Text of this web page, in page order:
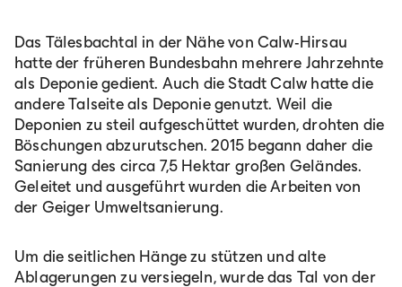
Das Tälesbachtal in der Nähe von Calw-Hirsau
hatte der früheren Bundesbahn mehrere Jahrzehnte
als Deponie gedient. Auch die Stadt Calw hatte die
andere Talseite als Deponie genutzt. Weil die
Deponien zu steil aufgeschüttet wurden, drohten die
Böschungen abzurutschen. 2015 begann daher die
Sanierung des circa 7,5 Hektar großen Geländes.
Geleitet und ausgeführt wurden die Arbeiten von
der Geiger Umweltsanierung.
Um die seitlichen Hänge zu stützen und alte
Ablagerungen zu versiegeln, wurde das Tal von der